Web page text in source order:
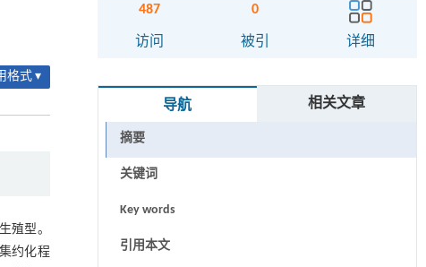
格式 ▾
殖型。
约化程
487
访问
0
被引 详细
导航 相关文章
摘要
关键词
Key words
引用本文